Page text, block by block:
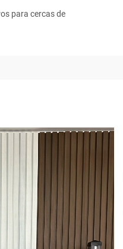
para cercas de